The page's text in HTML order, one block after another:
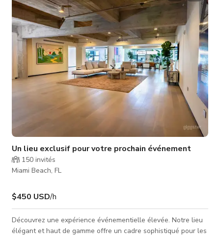
magnifiques sols en porcelaine, un système sonore Sonos et
une piscine à débordement en front de baie, un grand patio
ouvert, une allée privée pou
Un lieu exclusif pour votre prochain événement
150 invités
Miami Beach, FL
$450 USD/h
Découvrez une expérience événementielle élevée. Notre lieu
élégant et haut de gamme offre un cadre sophistiqué pour les